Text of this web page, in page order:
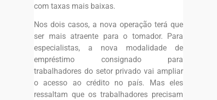
com taxas mais baixas.
Nos dois casos, a nova operação terá que
ser mais atraente para o tomador. Para
especialistas, a nova modalidade de
empréstimo consignado para
trabalhadores do setor privado vai ampliar
o acesso ao crédito no país. Mas eles
ressaltam que os trabalhadores precisam